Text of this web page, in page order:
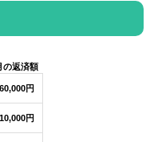
の返済額
60,000円
10,000円